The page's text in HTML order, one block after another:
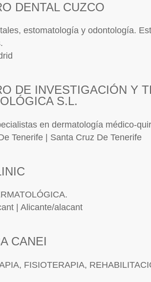
DENTAL CUZCO
estomatología y odontología.
DE INVESTIGACIÓN Y
S.L.
en dermatología médico-
Tenerife | Santa Cruz De Tenerife
| Alicante/alacant
CANEI
FISIOTERAPIA,